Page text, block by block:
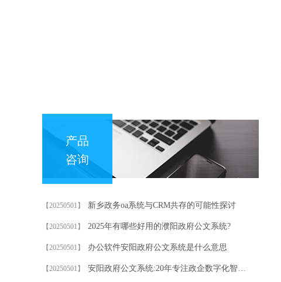
产品
咨询
【20250501】 新乡政务oa系统与CRM共存的可能性探讨
【20250501】 2025年有哪些好用的濮阳政府公文系统?
【20250501】 办公软件安阳政府公文系统是什么意思
【20250501】 安阳政府公文系统:20年专注政企数字化智能协同办公/信创